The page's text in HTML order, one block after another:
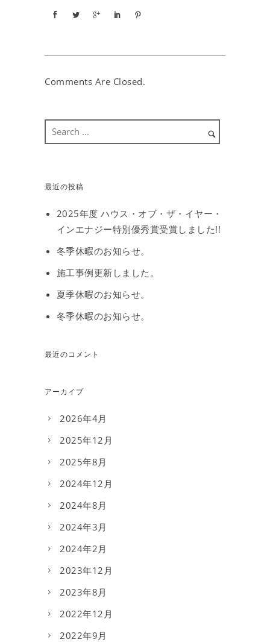
Comments Are Closed.
最近の投稿
2025年度 ハウス・オブ・ザ・イヤー・
インエナジー特別優秀賞受賞しました!!
冬季休暇のお知らせ。
施工事例更新しました。
夏季休暇のお知らせ。
冬季休暇のお知らせ。
最近のコメント
アーカイブ
2026年4月
2025年12月
2025年8月
2024年12月
2024年8月
2024年3月
2024年2月
2023年12月
2023年8月
2022年12月
2022年9月